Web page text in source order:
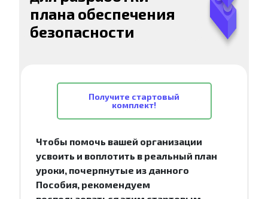
плана обеспечения
безопасности
Получите стартовый
комплект!
Чтобы помочь вашей организации
усвоить и воплотить в реальный план
уроки, почерпнутые из данного
Пособия, рекомендуем